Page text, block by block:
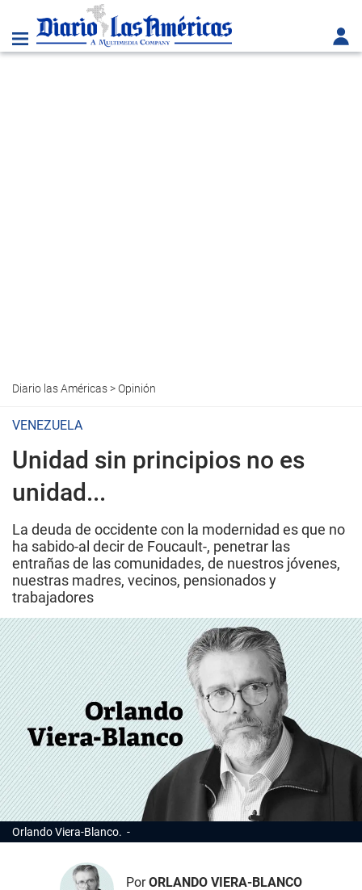
Diario las Américas>Opinión
VENEZUELA
Unidad sin principios no es
unidad...
La deuda de occidente con la modernidad es que no
ha sabido-al decir de Foucault-, penetrar las
entrañas de las comunidades, de nuestros jóvenes,
nuestras madres, vecinos, pensionados y
trabajadores
Orlando Viera-Blanco.
PorORLANDO VIERA-BLANCO